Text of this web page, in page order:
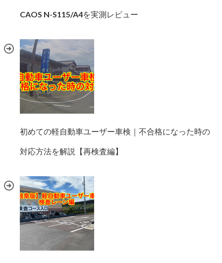
CAOS N-S115/A4を実測レビュー
初めての軽自動車ユーザー車検｜不合格になった時の
対応方法を解説【再検査編】